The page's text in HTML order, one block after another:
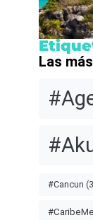
Las
#Cancun